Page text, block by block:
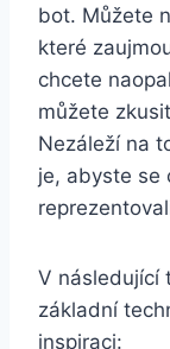
bot. Můžete
které
chcete
můžete
Nezáleží na
je, abyste se
V následující
základní
inspiraci: